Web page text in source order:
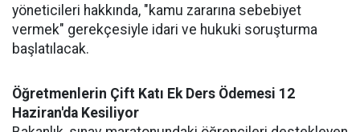
yöneticileri hakkında, "kamu zararına sebebiyet
vermek" gerekçesiyle idari ve hukuki soruşturma
başlatılacak.
Öğretmenlerin Çift Katı Ek Ders Ödemesi 12
Haziran'da Kesiliyor